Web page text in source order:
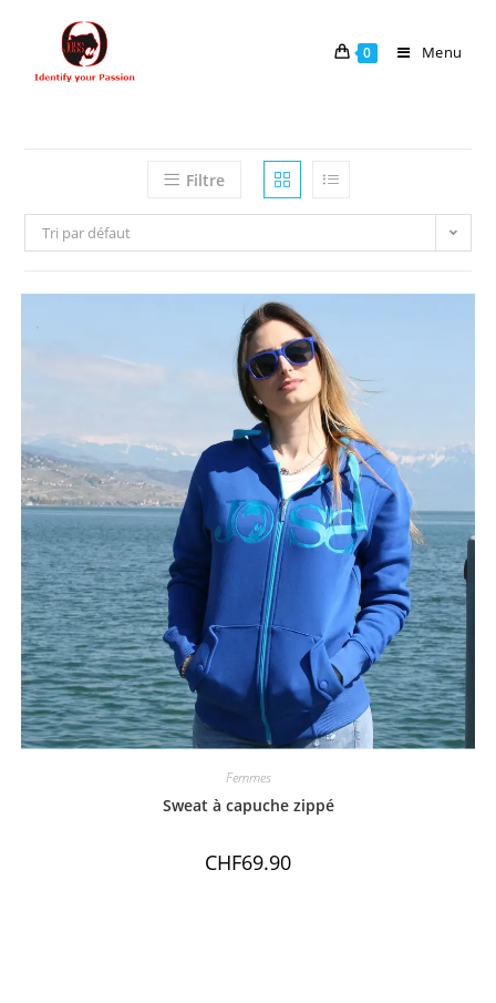
0 Menu
Filtre
Tri par défaut
Femmes
Sweat à capuche zippé
CHF69.90